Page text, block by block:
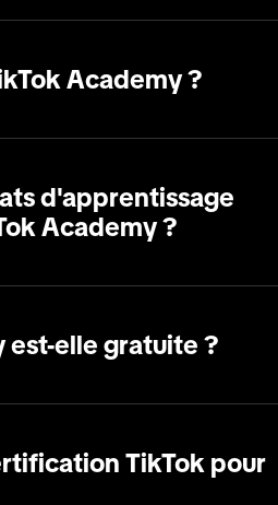
Academy ?
d'apprentissage
Academy ?
est-elle gratuite ?
TikTok pour